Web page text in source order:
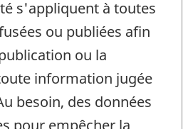
s'appliquent à toutes
ou publiées afin
ou la
information jugée
besoin, des données
pour empêcher la